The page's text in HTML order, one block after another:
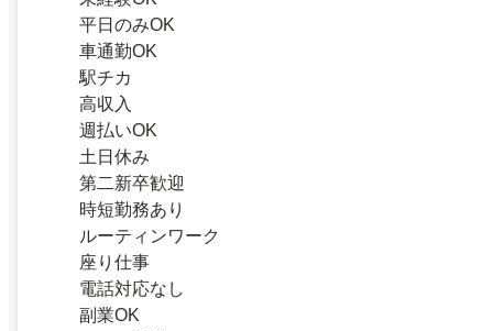
平日のみOK
車通勤OK
駅チカ
高収入
週払いOK
土日休み
第二新卒歓迎
時短勤務あり
ルーティンワーク
座り仕事
電話対応なし
副業OK